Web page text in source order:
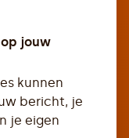
jouw
kunnen
bericht, je
je eigen